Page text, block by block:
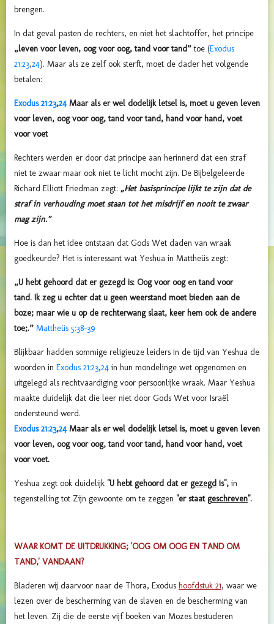
brengen.
In dat geval pasten de rechters, en niet het slachtoffer, het principe
„leven voor leven, oog voor oog, tand voor tand”toe (Exodus
21:23,24). Maar als ze zelf ook sterft, moet de dader het volgende
betalen:
Exodus 21:23,24 Maar als er wel dodelijk letsel is, moet u geven leven
voor leven, oog voor oog, tand voor tand, hand voor hand, voet
voor voet
Rechters werden er door dat principe aan herinnerd dat een straf
niet te zwaar maar ook niet te licht mocht zijn. De Bijbelgeleerde
Richard Elliott Friedman zegt: „Het basisprincipe lijkt te zijn dat de
straf in verhouding moet staan tot het misdrijf en nooit te zwaar
mag zijn.”
Hoe is dan het idee ontstaan dat Gods Wet daden van wraak
goedkeurde? Het is interessant wat Yeshua in Mattheüs zegt:
„U hebt gehoord dat er gezegd is: Oog voor oog en tand voor
tand. Ik zeg u echter dat u geen weerstand moet bieden aan de
boze; maar wie u op de rechterwang slaat, keer hem ook de andere
toe;.” Mattheüs 5:38-39
Blijkbaar hadden sommige religieuze leiders in de tijd van Yeshua de
woorden in Exodus 21:23,24 in hun mondelinge wet opgenomen en
uitgelegd als rechtvaardiging voor persoonlijke wraak. Maar Yeshua
maakte duidelijk dat die leer niet door Gods Wet voor Israël
ondersteund werd.
Exodus 21:23,24 Maar als er wel dodelijk letsel is, moet u geven leven
voor leven, oog voor oog, tand voor tand, hand voor hand, voet
voor voet.
Yeshua zegt ook duidelijk "U hebt gehoord dat er gezegd is", in
tegenstelling tot Zijn gewoonte om te zeggen "er staat geschreven".
WAAR KOMT DE UITDRUKKING; 'OOG OM OOG EN TAND OM
TAND,' VANDAAN?
Bladeren wij daarvoor naar de Thora, Exodus hoofdstuk 21, waar we
lezen over de bescherming van de slaven en de bescherming van
het leven. Zij die de eerste vijf boeken van Mozes bestuderen